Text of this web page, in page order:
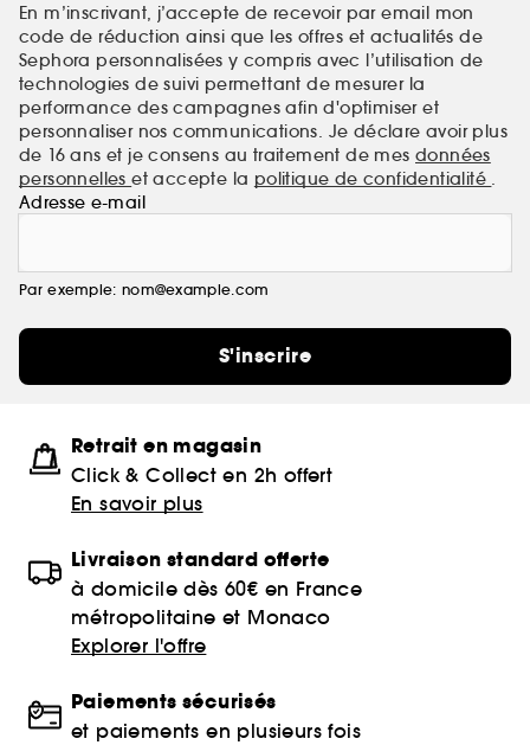
En m’inscrivant, j’accepte de recevoir par email mon
code de réduction ainsi que les offres et actualités de
Sephora personnalisées y compris avec l’utilisation de
technologies de suivi permettant de mesurer la
performance des campagnes afin d'optimiser et
personnaliser nos communications. Je déclare avoir plus
de 16 ans et je consens au traitement de mes données
personnelleset accepte la politique de confidentialité .
Adresse e-mail
Par exemple: nom@example.com
S'inscrire
Retrait en magasin
Click & Collect en 2h offert
En savoir plus
Livraison standard offerte
à domicile dès 60€ en France
métropolitaine et Monaco
Explorer l'offre
Paiements sécurisés
et paiements en plusieurs fois